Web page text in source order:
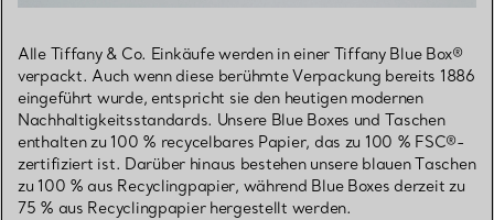
Alle Tiffany & Co. Einkäufe werden in einer Tiffany Blue Box®
verpackt. Auch wenn diese berühmte Verpackung bereits 1886
eingeführt wurde, entspricht sie den heutigen modernen
Nachhaltigkeitsstandards. Unsere Blue Boxes und Taschen
enthalten zu 100 % recycelbares Papier, das zu 100 % FSC®-
zertifiziert ist. Darüber hinaus bestehen unsere blauen Taschen
zu 100 % aus Recyclingpapier, während Blue Boxes derzeit zu
75 % aus Recyclingpapier hergestellt werden.